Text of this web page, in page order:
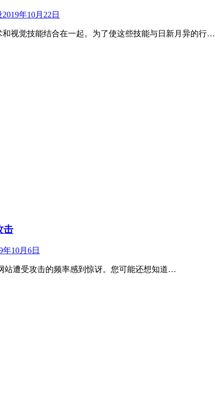
2019年10月22日
视觉技能结合在一起。为了使这些技能与日新月异的行…
击
年10月6日
站遭受攻击的频率感到惊讶。您可能还想知道…